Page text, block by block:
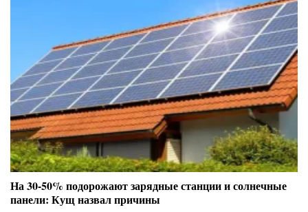
На 30-50% подорожают зарядные станции и солнечные
панели: Кущ назвал причины